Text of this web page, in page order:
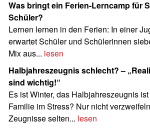
Was bringt ein Ferien-Lerncamp für Schülerinnen und
Schüler?
Lernen lernen in den Ferien: In einer
erwartet Schüler und Schülerinnen
Mix aus... lesen
Halbjahreszeugnis schlecht? – „Realistische Ziele
sind wichtig!“
Es ist Winter, das Halbjahreszeugnis
Familie im Stress? Nur nicht
Zeugnisse selten... lesen